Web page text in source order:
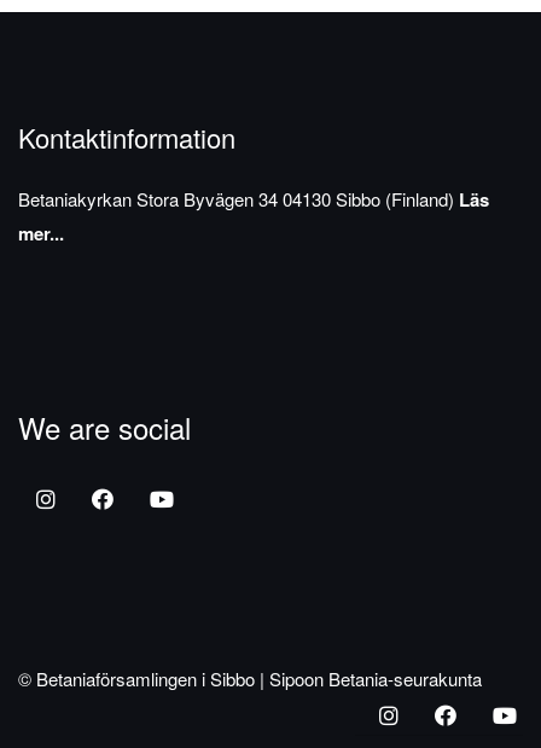
Kontaktinformation
BetaniakyrkanStora Byvägen 3404130 Sibbo (Finland) Läs
mer...
We are social
© Betaniaförsamlingen i Sibbo | Sipoon Betania-seurakunta